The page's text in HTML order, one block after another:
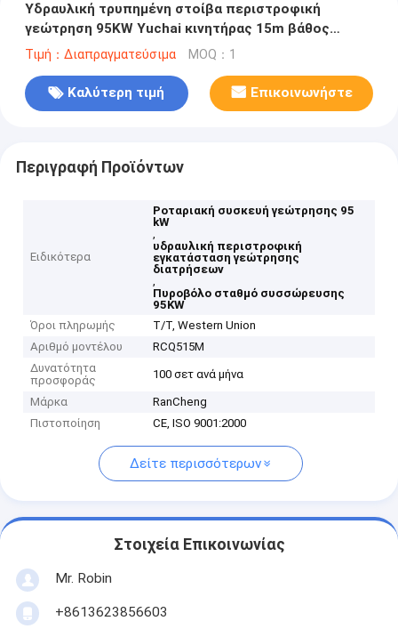
Υδραυλική τρυπημένη στοίβα περιστροφική
γεώτρηση 95KW Yuchai κινητήρας 15m βάθος
στοίβασης
Τιμή：Διαπραγματεύσιμα MOQ：1
Καλύτερη τιμή Επικοινωνήστε
Περιγραφή Προϊόντων
Ειδικότερα
Ροταριακή συσκευή γεώτρησης 95
kW
,
υδραυλική περιστροφική
εγκατάσταση γεώτρησης
διατρήσεων
,
Πυροβόλο σταθμό συσσώρευσης
95KW
Όροι πληρωμής
T/T, Western Union
Αριθμό μοντέλου
RCQ515M
Δυνατότητα
προσφοράς
100 σετ ανά μήνα
Μάρκα
RanCheng
Πιστοποίηση
CE, ISO 9001:2000
Δείτε περισσότερων
Στοιχεία Επικοινωνίας
Mr. Robin
+8613623856603